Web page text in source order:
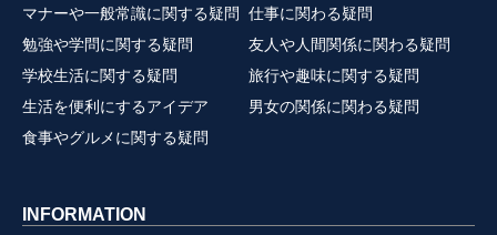
マナーや一般常識に関する疑問
仕事に関わる疑問
勉強や学問に関する疑問
友人や人間関係に関わる疑問
学校生活に関する疑問
旅行や趣味に関する疑問
生活を便利にするアイデア
男女の関係に関わる疑問
食事やグルメに関する疑問
INFORMATION